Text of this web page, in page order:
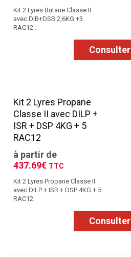
Kit 2 Lyres Butane Classe II
avec DIB+DSB 2,6KG +3
RAC12 .
Consulter
Kit 2 Lyres Propane
Classe II avec DILP +
ISR + DSP 4KG + 5
RAC12
à partir de
437.69€ TTC
Kit 2 Lyres Propane Classe II
avec DILP + ISR + DSP 4KG + 5
RAC12.
Consulter